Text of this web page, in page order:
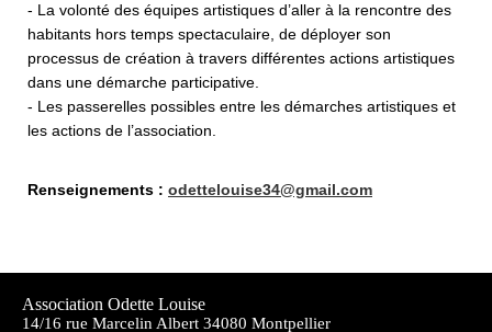
- La volonté des équipes artistiques d’aller à la rencontre des
habitants hors temps spectaculaire, de déployer son
processus de création à travers différentes actions artistiques
dans une démarche participative.
- Les passerelles possibles entre les démarches artistiques et
les actions de l’association.
Renseignements : odettelouise34@gmail.com
Association Odette Louise
14/16 rue Marcelin Albert 34080 Montpellier